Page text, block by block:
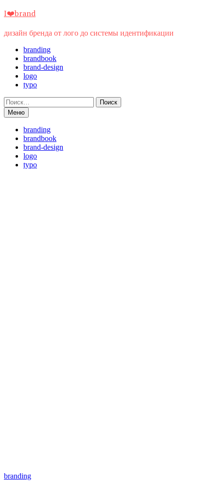
Перейти
содержимому
I❤️brand
дизайн бренда от лого до системы идентификации
branding
brandbook
brand-design
logo
typo
Найти:
Меню
branding
brandbook
brand-design
logo
typo
branding